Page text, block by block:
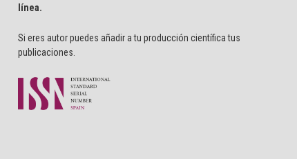
línea.
Si eres autor puedes añadir a tu producción científica tus
publicaciones.